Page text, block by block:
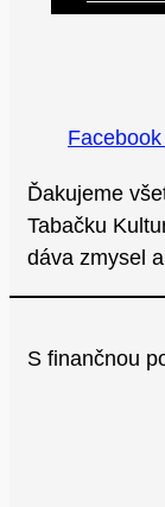
Facebook
Ďakujeme
Tabačku
dáva zmysel
S finančnou